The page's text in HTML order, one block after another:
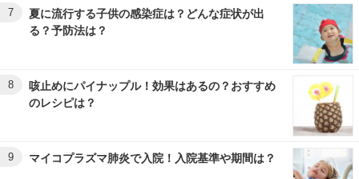
7
夏に流行する子供の感染症は？どんな症状が出
る？予防法は？
8
咳止めにパイナップル！効果はあるの？おすすめ
のレシピは？
9 マイコプラズマ肺炎で入院！入院基準や期間は？